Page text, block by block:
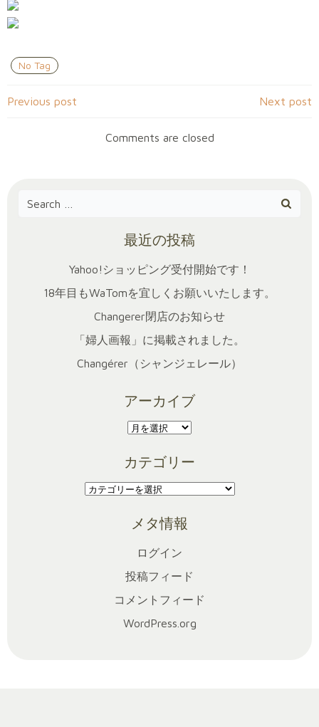
No Tag
Post
navigation
Previous post
navigation
Next post
Comments are closed
Search
最近の投稿
Yahoo!ショッピング受付開始です！
18年目もWaTomを宜しくお願いいたします。
Changerer閉店のお知らせ
「婦人画報」に掲載されました。
Changérer（シャンジェレール）
アーカイブ
ア
カ
イ
ブ
カテゴリー
カ
メタ情報
ログイン
投稿フィード
コメントフィード
WordPress.org